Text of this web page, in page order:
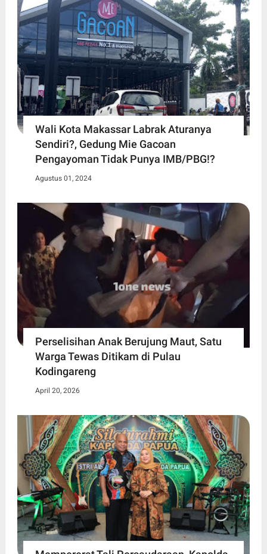
Wali Kota Makassar Labrak Aturanya
Sendiri?, Gedung Mie Gacoan
Pengayoman Tidak Punya IMB/PBG!?
Agustus 01, 2024
Perselisihan Anak Berujung Maut, Satu
Warga Tewas Ditikam di Pulau
Kodingareng
April 20, 2026